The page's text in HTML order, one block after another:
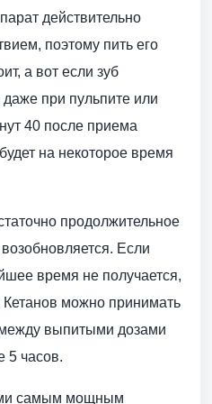
действительно
поэтому пить его
а вот если зуб
даже при пульпите или
40 после приема
на некоторое время
продолжительное
Если
время не получается,
Кетанов можно принимать
выпитыми дозами
5 часов.
самым мощным